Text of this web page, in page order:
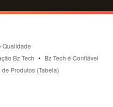
Qualidade
Bz Tech
Bz Tech é Confiável
Produtos (Tabela)